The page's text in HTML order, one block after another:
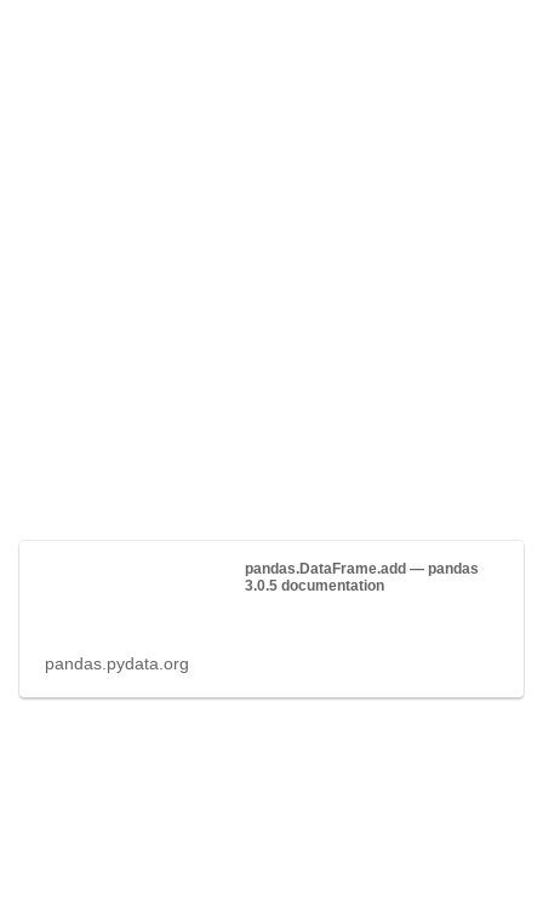
pandas.DataFrame.add — pandas
3.0.5 documentation
pandas.pydata.org